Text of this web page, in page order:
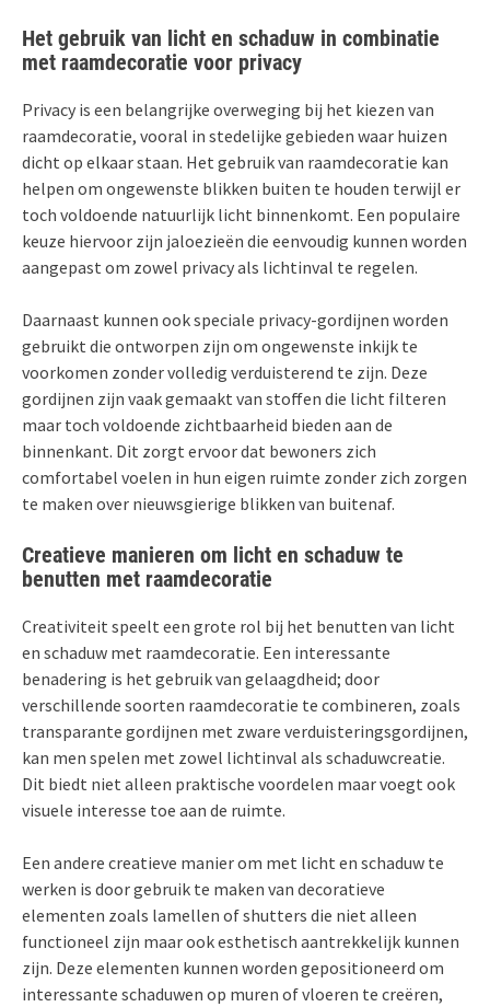
Het gebruik van licht en schaduw in combinatie
met raamdecoratie voor privacy
Privacy is een belangrijke overweging bij het kiezen van
raamdecoratie, vooral in stedelijke gebieden waar huizen
dicht op elkaar staan. Het gebruik van raamdecoratie kan
helpen om ongewenste blikken buiten te houden terwijl er
toch voldoende natuurlijk licht binnenkomt. Een populaire
keuze hiervoor zijn jaloezieën die eenvoudig kunnen worden
aangepast om zowel privacy als lichtinval te regelen.
Daarnaast kunnen ook speciale privacy-gordijnen worden
gebruikt die ontworpen zijn om ongewenste inkijk te
voorkomen zonder volledig verduisterend te zijn. Deze
gordijnen zijn vaak gemaakt van stoffen die licht filteren
maar toch voldoende zichtbaarheid bieden aan de
binnenkant. Dit zorgt ervoor dat bewoners zich
comfortabel voelen in hun eigen ruimte zonder zich zorgen
te maken over nieuwsgierige blikken van buitenaf.
Creatieve manieren om licht en schaduw te
benutten met raamdecoratie
Creativiteit speelt een grote rol bij het benutten van licht
en schaduw met raamdecoratie. Een interessante
benadering is het gebruik van gelaagdheid; door
verschillende soorten raamdecoratie te combineren, zoals
transparante gordijnen met zware verduisteringsgordijnen,
kan men spelen met zowel lichtinval als schaduwcreatie.
Dit biedt niet alleen praktische voordelen maar voegt ook
visuele interesse toe aan de ruimte.
Een andere creatieve manier om met licht en schaduw te
werken is door gebruik te maken van decoratieve
elementen zoals lamellen of shutters die niet alleen
functioneel zijn maar ook esthetisch aantrekkelijk kunnen
zijn. Deze elementen kunnen worden gepositioneerd om
interessante schaduwen op muren of vloeren te creëren,